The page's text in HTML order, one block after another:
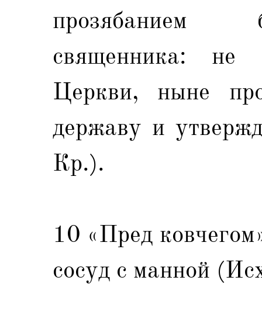
прозябанием
священника:
Церкви, ныне
державу и
Кр.).
10 «Пред
сосуд с манной